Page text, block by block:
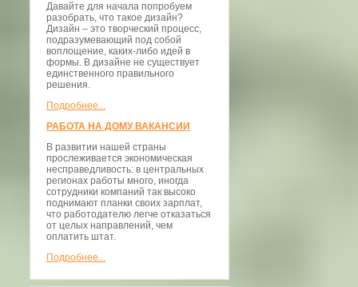
Давайте для начала попробуем
разобрать, что такое дизайн?
Дизайн – это творческий процесс,
подразумевающий под собой
воплощение, каких-либо идей в
формы. В дизайне не существует
единственного правильного
решения.
Подробнее...
РАБОТА НА ДОМУ ВАКАНСИИ
В развитии нашей страны
прослеживается экономическая
несправедливость: в центральных
регионах работы много, иногда
сотрудники компаний так высоко
поднимают планки своих зарплат,
что работодателю легче отказаться
от целых направлений, чем
оплатить штат.
Подробнее...